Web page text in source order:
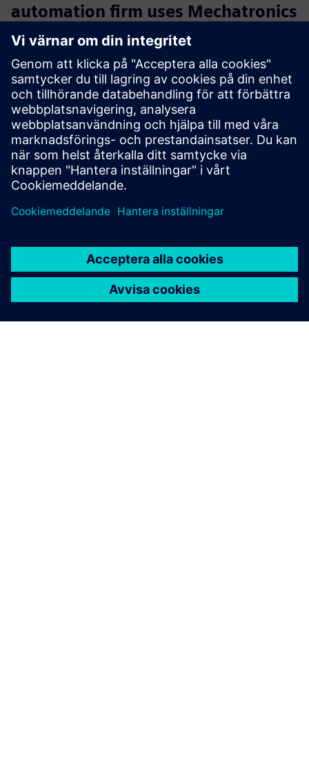
automation firm uses Mechatronics
Concept Designer to develop
flexible packaging machines for
the cosmetics industry
Företag: Festo
Bransch: Industrial machinery
Plats: Esslingen, Germany
Siemens programvara: NX